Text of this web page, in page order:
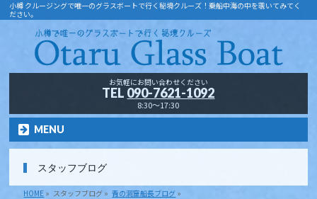
小樽 クルージングで唯一のグラスボートで行く秘境クルーズ！乗船中海の中を覗いてみてく
ださい。
お気軽にお問い合わせください
TEL 090-7621-1092
8:30～17:30
MENU
スタッフブログ
HOME » スタッフブログ » 青の洞窟船長ブログ »